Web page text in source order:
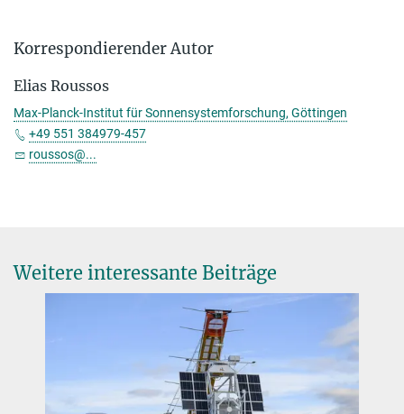
Korrespondierender Autor
Elias Roussos
Max-Planck-Institut für Sonnensystemforschung, Göttingen
+49 551 384979-457
roussos@...
Weitere interessante Beiträge